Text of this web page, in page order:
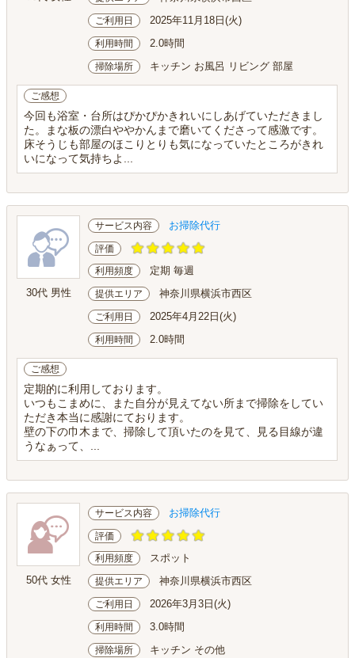
ご利用日 2025年11月18日(火)
利用時間 2.0時間
掃除場所 キッチン お風呂 リビング 部屋
ご感想
今回も浴室・台所はぴかぴかきれいにしあげていただきまし
た。まな板の漂白ややかんまで磨いてくださって感激です。
床そうじも部屋のほこりとりも気になっていたところがきれ
いになって気持ちよ...
30代 男性
サービス内容 お掃除代行
評価
利用頻度 定期 毎週
提供エリア 神奈川県横浜市西区
ご利用日 2025年4月22日(火)
利用時間 2.0時間
ご感想
定期的に利用しております。
いつもこまめに、また自分が見えてない所まで掃除をしてい
ただき本当に感謝にております。
壁の下の巾木まで、掃除して頂いたのを見て、見る目線が違
うなぁって、...
50代 女性
サービス内容 お掃除代行
評価
利用頻度 スポット
提供エリア 神奈川県横浜市西区
ご利用日 2026年3月3日(火)
利用時間 3.0時間
掃除場所 キッチン その他